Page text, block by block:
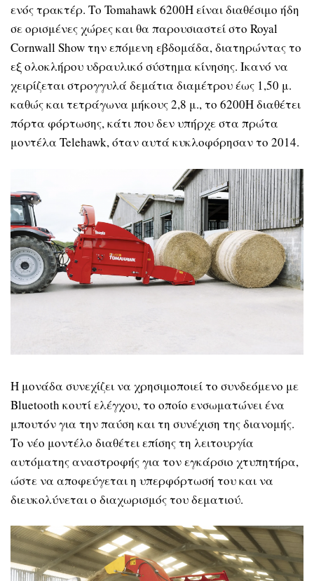
ενός τρακτέρ. Το Tomahawk 6200H είναι διαθέσιμο ήδη
σε ορισμένες χώρες και θα παρουσιαστεί στο Royal
Cornwall Show την επόμενη εβδομάδα, διατηρώντας το
εξ ολοκλήρου υδραυλικό σύστημα κίνησης. Ικανό να
χειρίζεται στρογγυλά δεμάτια διαμέτρου έως 1,50 μ.
καθώς και τετράγωνα μήκους 2,8 μ., το 6200H διαθέτει
πόρτα φόρτωσης, κάτι που δεν υπήρχε στα πρώτα
μοντέλα Telehawk, όταν αυτά κυκλοφόρησαν το 2014.
Η μονάδα συνεχίζει να χρησιμοποιεί το συνδεόμενο με
Bluetooth κουτί ελέγχου, το οποίο ενσωματώνει ένα
μπουτόν για την παύση και τη συνέχιση της διανομής.
Το νέο μοντέλο διαθέτει επίσης τη λειτουργία
αυτόματης αναστροφής για τον εγκάρσιο χτυπητήρα,
ώστε να αποφεύγεται η υπερφόρτωσή του και να
διευκολύνεται ο διαχωρισμός του δεματιού.